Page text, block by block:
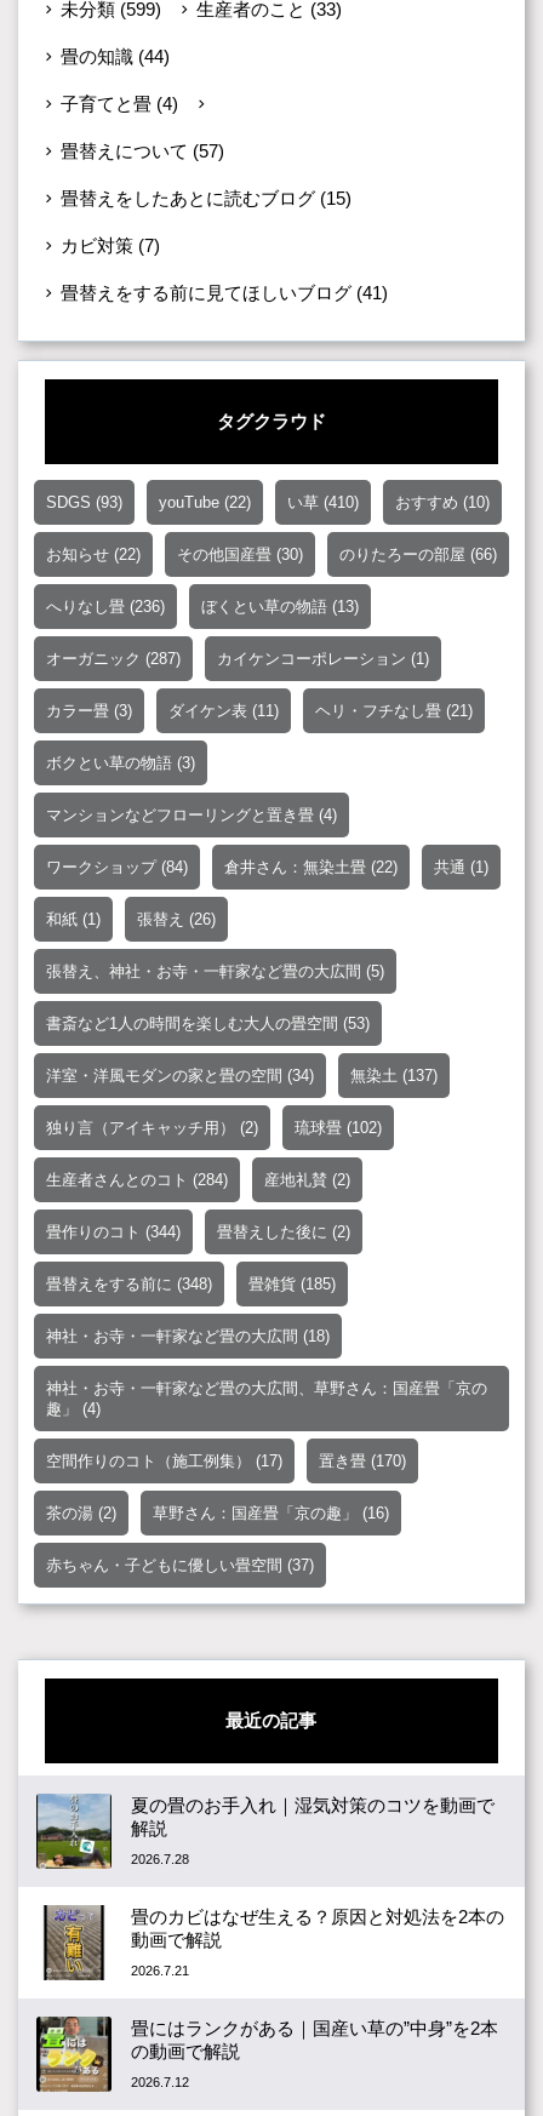
未分類 (599) 生産者のこと (33)
畳の知識 (44)
子育てと畳 (4)
畳替えについて (57)
畳替えをしたあとに読むブログ (15)
カビ対策 (7)
畳替えをする前に見てほしいブログ (41)
タグクラウド
SDGS (93) youTube (22) い草 (410) おすすめ (10)
お知らせ (22) その他国産畳 (30) のりたろーの部屋 (66)
へりなし畳 (236) ぼくとい草の物語 (13)
オーガニック (287) カイケンコーポレーション (1)
カラー畳 (3) ダイケン表 (11) ヘリ・フチなし畳 (21)
ボクとい草の物語 (3)
マンションなどフローリングと置き畳 (4)
ワークショップ(84) 倉井さん：無染土畳 (22) 共通 (1)
和紙 (1) 張替え (26)
張替え、神社・お寺・一軒家など畳の大広間 (5)
書斎など1人の時間を楽しむ大人の畳空間 (53)
洋室・洋風モダンの家と畳の空間 (34) 無染土 (137)
独り言（アイキャッチ用） (2) 琉球畳 (102)
生産者さんとのコト (284) 産地礼賛 (2)
畳作りのコト (344) 畳替えした後に (2)
畳替えをする前に (348) 畳雑貨 (185)
神社・お寺・一軒家など畳の大広間 (18)
神社・お寺・一軒家など畳の大広間、草野さん：国産畳「京の
趣」
(4)
空間作りのコト（施工例集） (17) 置き畳 (170)
茶の湯 (2) 草野さん：国産畳「京の趣」 (16)
赤ちゃん・子どもに優しい畳空間 (37)
最近の記事
夏の畳のお手入れ｜湿気対策のコツを動画で
解説
2026.7.28
畳のカビはなぜ生える？原因と対処法を2本の
動画で解説
2026.7.21
畳にはランクがある｜国産い草の”中身”を2本
の動画で解説
2026.7.12